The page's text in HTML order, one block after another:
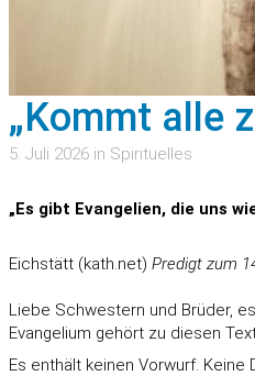
„Kommt alle
5. Juli 2026 in Spirituelles
„Es gibt Evangelien, die uns
Eichstätt (kath.net) Predigt zum
Liebe Schwestern und Brüder,
Evangelium gehört zu diesen
Es enthält keinen Vorwurf. Keine